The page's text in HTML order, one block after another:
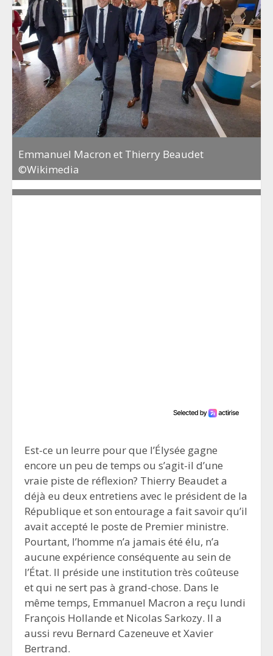
Emmanuel Macron et Thierry Beaudet
©Wikimedia
Est-ce un leurre pour que l’Élysée gagne
encore un peu de temps ou s’agit-il d’une
vraie piste de réflexion? Thierry Beaudet a
déjà eu deux entretiens avec le président de la
République et son entourage a fait savoir qu’il
avait accepté le poste de Premier ministre.
Pourtant, l’homme n’a jamais été élu, n’a
aucune expérience conséquente au sein de
l’État. Il préside une institution très coûteuse
et qui ne sert pas à grand-chose. Dans le
même temps, Emmanuel Macron a reçu lundi
François Hollande et Nicolas Sarkozy. Il a
aussi revu Bernard Cazeneuve et Xavier
Bertrand.